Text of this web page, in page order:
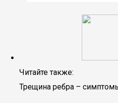
Читайте также:
Трещина ребра –